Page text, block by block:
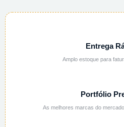
Entrega
Amplo estoque para
Portfólio
As melhores marcas do